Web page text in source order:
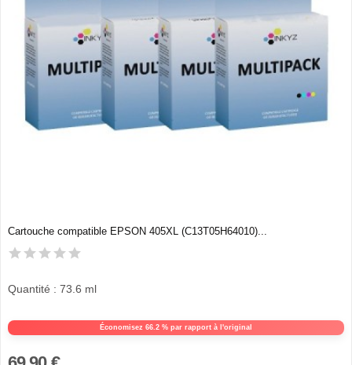
Cartouche compatible EPSON 405XL (C13T05H64010)...
Économisez 66.2 % par rapport à l'original
Quantité : 73.6 ml